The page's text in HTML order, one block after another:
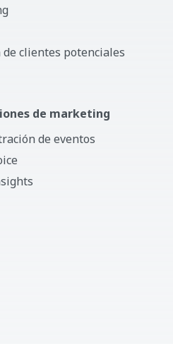
clientes potenciales
de marketing
de eventos